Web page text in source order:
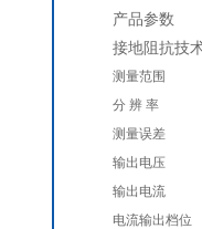
产品参数
接地阻抗技
测量范围
分 辨 率
测量误差
输出电压
输出电流
电流输出档位